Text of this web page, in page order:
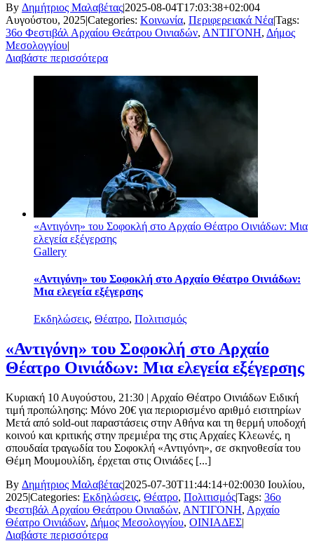
By Δημήτριος Μαλαβέτας|2025-08-04T17:03:38+02:004
Αυγούστου, 2025|Categories: Κοινωνία, Περιφερειακά Νέα|Tags:
36ο Φεστιβάλ Αρχαίου Θεάτρου Οινιαδών, ΑΝΤΙΓΟΝΗ, Δήμος
Μεσολογγίου|
Διαβάστε περισσότερα
«Αντιγόνη» του Σοφοκλή στο Αρχαίο Θέατρο Οινιάδων: Μια
ελεγεία εξέγερσης
Gallery
«Αντιγόνη» του Σοφοκλή στο Αρχαίο Θέατρο Οινιάδων:
Μια ελεγεία εξέγερσης
Εκδηλώσεις, Θέατρο, Πολιτισμός
«Αντιγόνη» του Σοφοκλή στο Αρχαίο
Θέατρο Οινιάδων: Μια ελεγεία εξέγερσης
Κυριακή 10 Αυγούστου, 21:30 | Αρχαίο Θέατρο Οινιάδων Ειδική
τιμή προπώλησης: Μόνο 20€ για περιορισμένο αριθμό εισιτηρίων
Μετά από sold-out παραστάσεις στην Αθήνα και τη θερμή υποδοχή
κοινού και κριτικής στην πρεμιέρα της στις Αρχαίες Κλεωνές, η
σπουδαία τραγωδία του Σοφοκλή «Αντιγόνη», σε σκηνοθεσία του
Θέμη Μουμουλίδη, έρχεται στις Οινιάδες [...]
By Δημήτριος Μαλαβέτας|2025-07-30T11:44:14+02:0030 Ιουλίου,
2025|Categories: Εκδηλώσεις, Θέατρο, Πολιτισμός|Tags: 36ο
Φεστιβάλ Αρχαίου Θεάτρου Οινιαδών, ΑΝΤΙΓΟΝΗ, Αρχαίο
Θέατρο Οινιάδων, Δήμος Μεσολογγίου, ΟΙΝΙΑΔΕΣ|
Διαβάστε περισσότερα